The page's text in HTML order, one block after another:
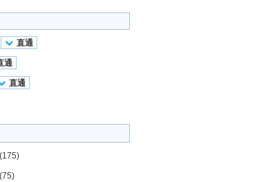
直通
通
直通
(175)
(75)